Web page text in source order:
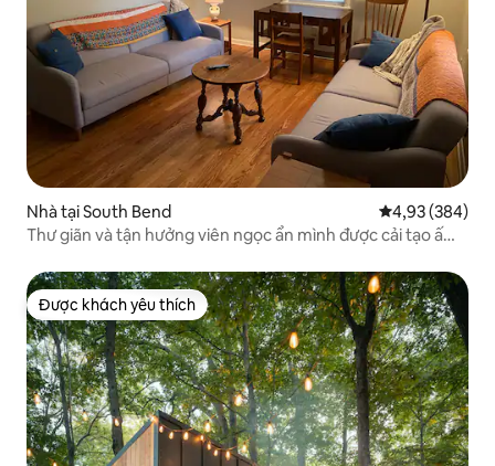
Nhà tại South Bend Xếp hạng
4,93 (384)
Thư giãn và tận hưởng viên ngọc ẩn mình được cải tạo ấm
Được khách yêu thích
Được khách yêu thích